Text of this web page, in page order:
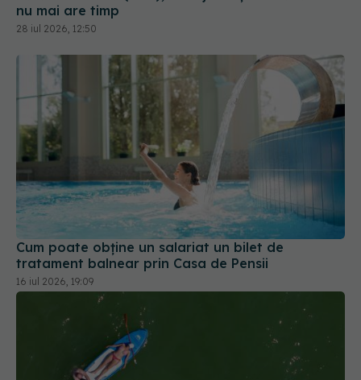
nu mai are timp
28 iul 2026, 12:50
Cum poate obține un salariat un bilet de
tratament balnear prin Casa de Pensii
16 iul 2026, 19:09